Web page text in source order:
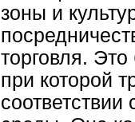
зоны и
торговля.
при которой